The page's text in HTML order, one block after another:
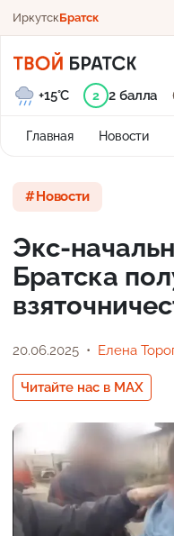
ИркутскБратск
Главная Новости
+15°C 2 2 балла
Новости
Экс-
Братска
20.06.2025 Елена
Читайте нас в MAX